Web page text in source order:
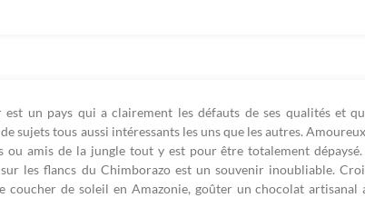
est un pays qui a clairement les défauts de ses qualités et
sujets tous aussi intéressants les uns que les autres.
ou amis de la jungle tout y est pour être totalement
les flancs du Chimborazo est un souvenir inoubliable.
coucher de soleil en Amazonie, goûter un chocolat artisanal